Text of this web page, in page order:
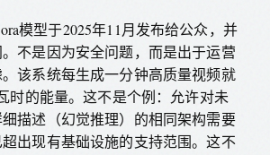
模型于2025年11月发布给公众，并
不是因为安全问题，而是出于运营
该系统每生成一分钟高质量视频就
时的能量。这不是个例：允许对未
描述（幻觉推理）的相同架构需要
出现有基础设施的支持范围。这不